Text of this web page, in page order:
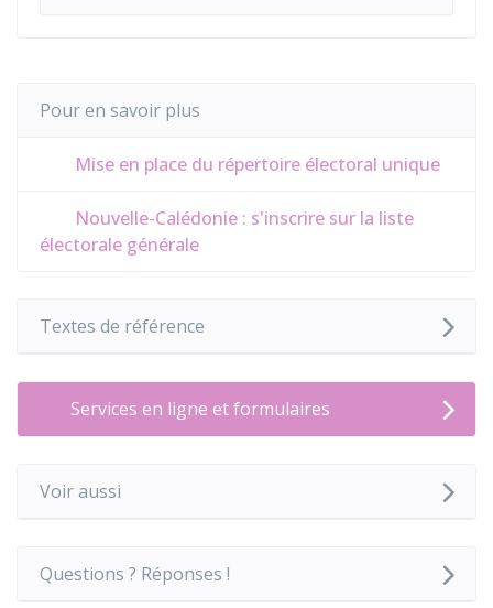
Pour en savoir plus
Mise en place du répertoire électoral unique
Nouvelle-Calédonie : s'inscrire sur la liste
électorale générale
Textes de référence
Services en ligne et formulaires
Voir aussi
Questions ? Réponses !